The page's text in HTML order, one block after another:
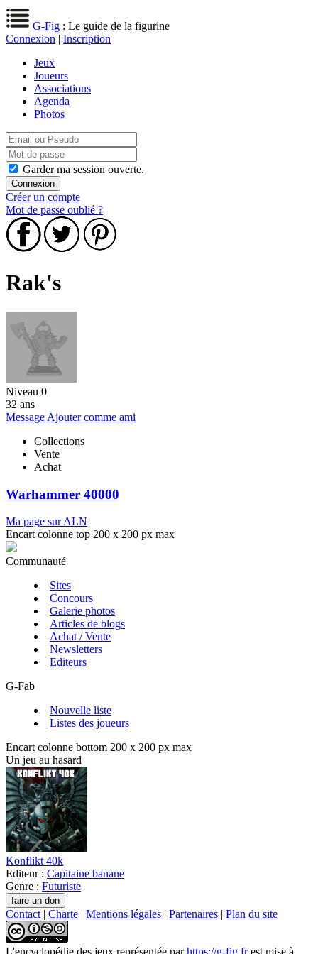
G-Fig : Le guide de la figurine
Connexion | Inscription
Jeux
Joueurs
Associations
Agenda
Photos
Garder ma session ouverte.
Créer un compte
Mot de passe oublié ?
Rak's
Niveau 0
32 ans
Message Ajouter comme ami
Collections
Vente
Achat
Warhammer 40000
Ma page sur ALN
Encart colonne top 200 x 200 px max
Communauté
Sites
Concours
Galerie photos
Articles de blogs
Achat / Vente
Newsletters
Editeurs
G-Fab
Nouvelle liste
Listes des joueurs
Encart colonne bottom 200 x 200 px max
Un jeu au hasard
Konflikt 40k
Editeur : Capitaine banane
Genre : Futuriste
Contact | Charte | Mentions légales | Partenaires | Plan du site